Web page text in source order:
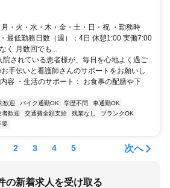
済ませたり、家事や趣味の時間をしっかり
フバランスは抜群。大規模な病院ではないか
と丁寧に向き合える温かな雰囲気がありま
。看護師さんのサポート役として、地域医療
東急・田園都市線 鷺沼駅下車 徒歩15分／東
車 徒歩5分／東急バス「中有馬」停留所下車
・火・水・木・金・土・日・祝 ・勤務時
最低勤務日数（週）：4日 休憩1:00 実働7:00
く 月数回でも...
されている患者様が、毎日を心地よく過ご
手伝いと看護師さんのサポートをお願いし
容 ・生活のサポート： お食事の配膳や下
歓迎 バイク通勤OK 学歴不問
車通勤OK
者歓迎 交通費全額支給 残業なし
ブランクOK
要
2 3 4 5 次へ
の新着求人を受け取る